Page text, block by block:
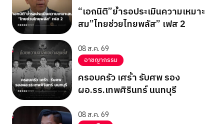
“เอกนิติ”ย้ำรอประเมินความเหมาะ
สม”ไทยช่วยไทยพลัส” เฟส 2
08 ส.ค. 69
อาชญากรรม
ครอบครัว เศร้า รับศพ รอง
ผอ.รร.เทพศิรินทร์ นนทบุรี
08 ส.ค. 69